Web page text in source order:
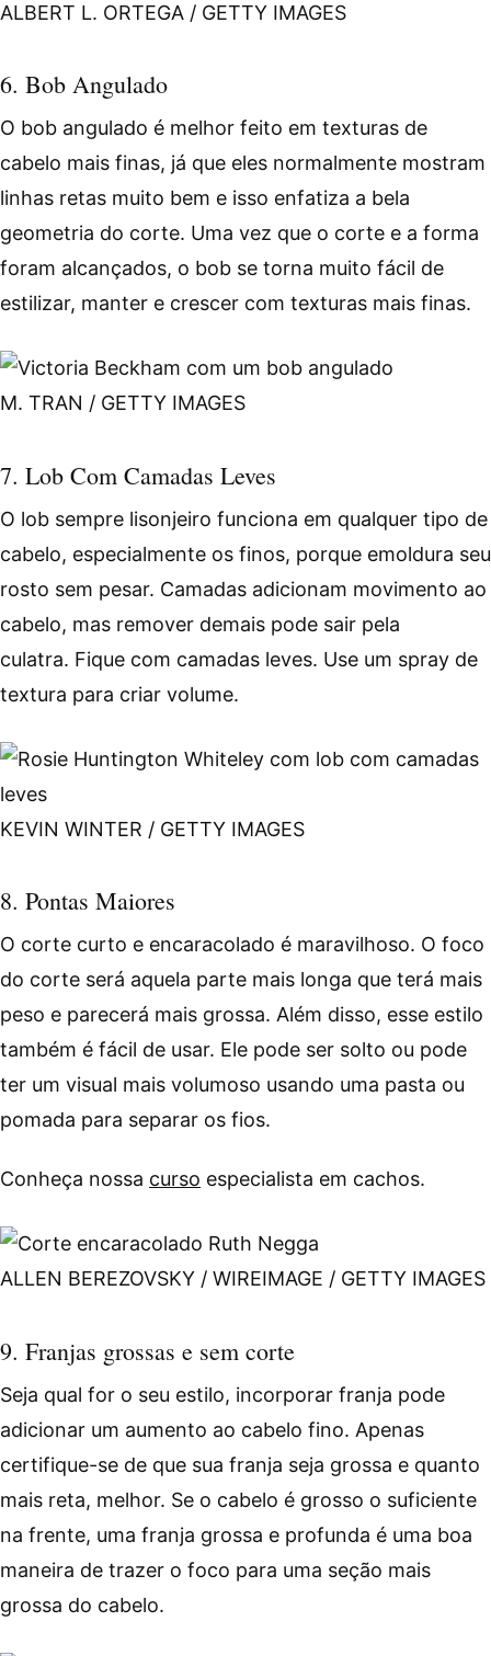
ALBERT L. ORTEGA / GETTY IMAGES
6. Bob Angulado
O bob angulado é melhor feito em texturas de
cabelo mais finas, já que eles normalmente mostram
linhas retas muito bem e isso enfatiza a bela
geometria do corte. Uma vez que o corte e a forma
foram alcançados, o bob se torna muito fácil de
estilizar, manter e crescer com texturas mais finas.
M. TRAN / GETTY IMAGES​
7. Lob Com Camadas Leves
O lob sempre lisonjeiro funciona em qualquer tipo de
cabelo, especialmente os finos, porque emoldura seu
rosto sem pesar. Camadas adicionam movimento ao
cabelo, mas remover demais pode sair pela
culatra. Fique com camadas leves. Use um spray de
textura para criar volume.
KEVIN WINTER / GETTY IMAGES
8. Pontas Maiores
O corte curto e encaracolado é maravilhoso. O foco
do corte será aquela parte mais longa que terá mais
peso e parecerá mais grossa. Além disso, esse estilo
também é fácil de usar. Ele pode ser solto ou pode
ter um visual mais volumoso usando uma pasta ou
pomada para separar os fios.
Conheça nossa curso especialista em cachos.
ALLEN BEREZOVSKY / WIREIMAGE / GETTY IMAGES
9. Franjas grossas e sem corte
Seja qual for o seu estilo, incorporar franja pode
adicionar um aumento ao cabelo fino. Apenas
certifique-se de que sua franja seja grossa e quanto
mais reta, melhor. Se o cabelo é grosso o suficiente
na frente, uma franja grossa e profunda é uma boa
maneira de trazer o foco para uma seção mais
grossa do cabelo.